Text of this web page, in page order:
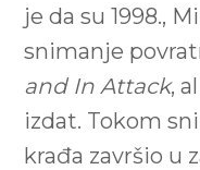
je da su 1998.,
snimanje
and In Attack,
izdat. Tokom
krađa završio u